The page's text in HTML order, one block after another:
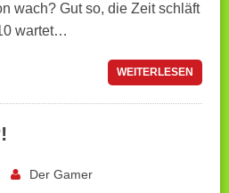
wach? Gut so, die Zeit schläft
wartet…
WEITERLESEN
Der Gamer